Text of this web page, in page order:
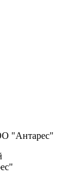
"Антарес"